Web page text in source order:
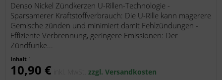
Denso Nickel Zündkerzen U-Rillen-Technologie -
Sparsamerer Kraftstoffverbrauch: Die U-Rille kann magerere
Gemische zünden und minimiert damit Fehlzündungen -
Effiziente Verbrennung, geringere Emissionen: Der
Zündfunke...
Inhalt 1
10,90 € inkl. MwSt.zzgl. Versandkosten